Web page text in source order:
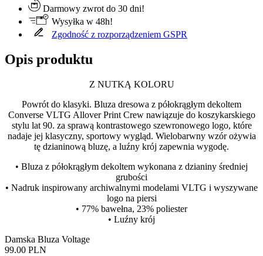
Darmowy zwrot do 30 dni!
Wysyłka w 48h!
Zgodność z rozporządzeniem GSPR
Opis produktu
Z NUTKĄ KOLORU
Powrót do klasyki. Bluza dresowa z półokrągłym dekoltem
Converse VLTG Allover Print Crew nawiązuje do koszykarskiego
stylu lat 90. za sprawą kontrastowego szewronowego logo, które
nadaje jej klasyczny, sportowy wygląd. Wielobarwny wzór ożywia
tę dzianinową bluzę, a luźny krój zapewnia wygodę.
• Bluza z półokrągłym dekoltem wykonana z dzianiny średniej
grubości
• Nadruk inspirowany archiwalnymi modelami VLTG i wyszywane
logo na piersi
• 77% bawełna, 23% poliester
• Luźny krój
Damska Bluza Voltage
99.00 PLN